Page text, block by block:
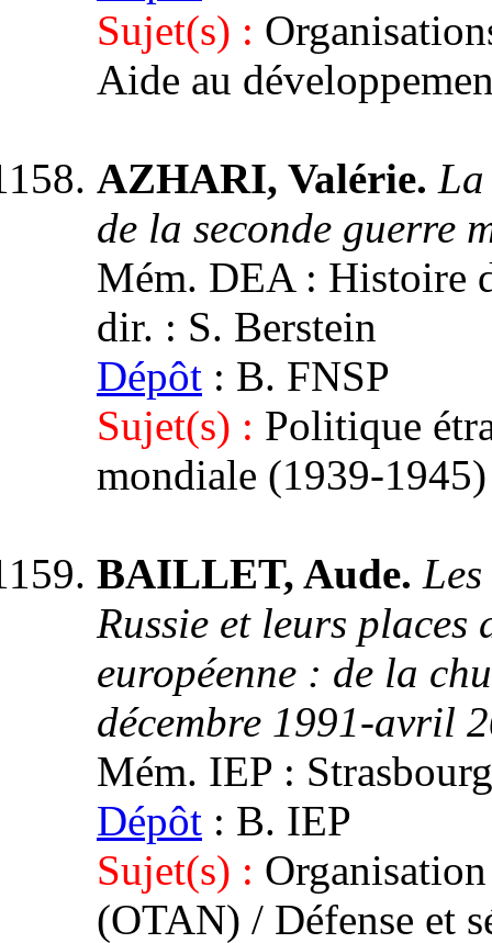
Sujet(s) :
Aide au
AZHARI, Valérie.
de la seconde guerre
Mém. DEA : Histoire
dir. : S. Berstein
Dépôt : B. FNSP
Sujet(s) : Politique
mondiale (1939-1945)
BAILLET, Aude.
Russie et leurs
européenne : de la
décembre 1991-avril
Mém. IEP :
Dépôt : B. IEP
Sujet(s) :
(OTAN) / Défense et